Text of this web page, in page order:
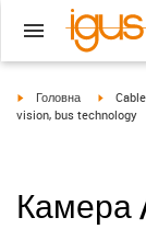
igus-icon-arrow-right
Головна igus-
vision, bus technology
Камера